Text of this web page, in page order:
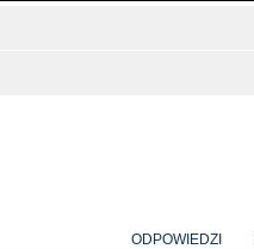
ODPOWIEDZI